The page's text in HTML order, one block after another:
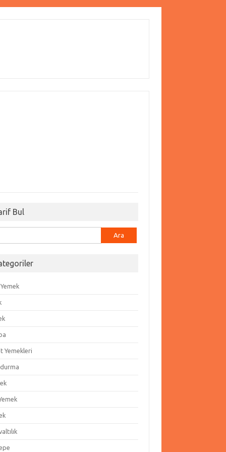
Bul
Yemekleri